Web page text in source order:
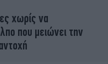
χωρίς να
που μειώνει την